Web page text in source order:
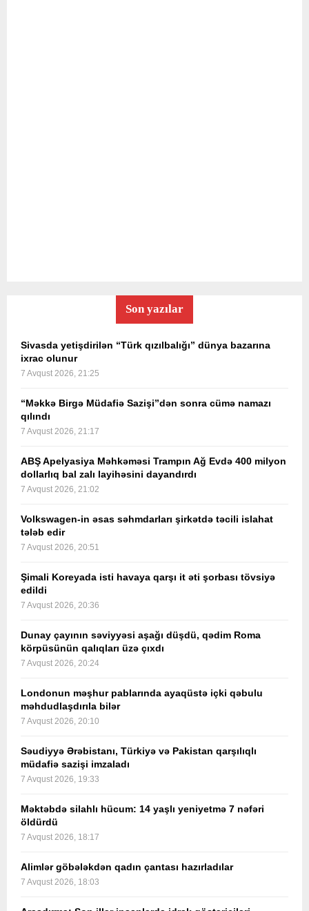
Son yazılar
Sivasda yetişdirilən “Türk qızılbalığı” dünya bazarına
ixrac olunur
7 Avqust 2026, 21:25
“Məkkə Birgə Müdafiə Sazişi”dən sonra cümə namazı
qılındı
7 Avqust 2026, 21:17
ABŞ Apelyasiya Məhkəməsi Trampın Ağ Evdə 400 milyon
dollarlıq bal zalı layihəsini dayandırdı
7 Avqust 2026, 21:02
Volkswagen-in əsas səhmdarları şirkətdə təcili islahat
tələb edir
7 Avqust 2026, 20:51
Şimali Koreyada isti havaya qarşı it əti şorbası tövsiyə
edildi
7 Avqust 2026, 20:36
Dunay çayının səviyyəsi aşağı düşdü, qədim Roma
körpüsünün qalıqları üzə çıxdı
7 Avqust 2026, 20:24
Londonun məşhur pablarında ayaqüstə içki qəbulu
məhdudlaşdırıla bilər
7 Avqust 2026, 20:10
Səudiyyə Ərəbistanı, Türkiyə və Pakistan qarşılıqlı
müdafiə sazişi imzaladı
7 Avqust 2026, 19:33
Məktəbdə silahlı hücum: 14 yaşlı yeniyetmə 7 nəfəri
öldürdü
7 Avqust 2026, 18:17
Alimlər göbələkdən qadın çantası hazırladılar
7 Avqust 2026, 18:03